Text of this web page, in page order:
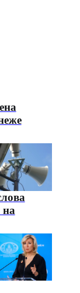
на